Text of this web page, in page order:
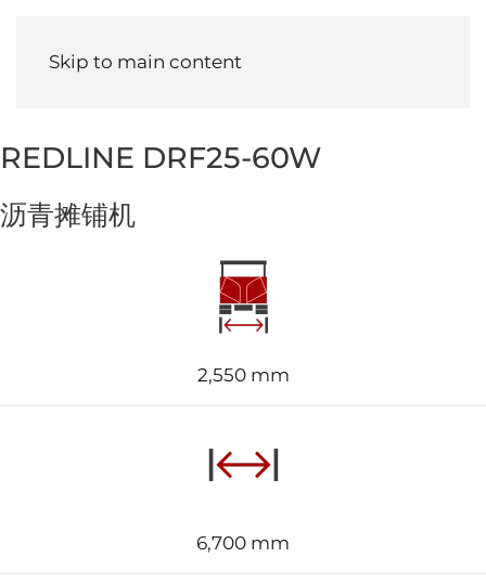
Skip to main content
REDLINE DRF25-60W
沥青摊铺机
2,550 mm
6,700 mm